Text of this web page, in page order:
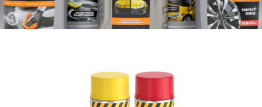
CHAM.PROTECT
SOINS DE VOITURE
CATALOGUE DIGITAL
TÉLÉCHARGEMENTS